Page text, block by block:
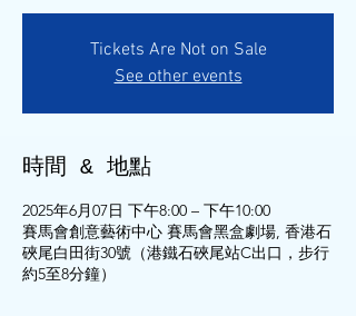
Tickets Are Not on Sale
See other events
時間 & 地點
2025年6月07日 下午8:00 – 下午10:00
賽馬會創意藝術中心 賽馬會黑盒劇場, 香港石
硤尾白田街30號（港鐵石硤尾站C出口，步行
約5至8分鐘）